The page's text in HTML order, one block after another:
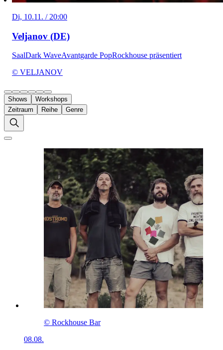
Di, 10.11. / 20:00
Veljanov (DE)
SaalDark WaveAvantgarde PopRockhouse präsentiert
© VELJANOV
Shows
Workshops
Zeitraum
Reihe Genre
© Rockhouse Bar
08.08.